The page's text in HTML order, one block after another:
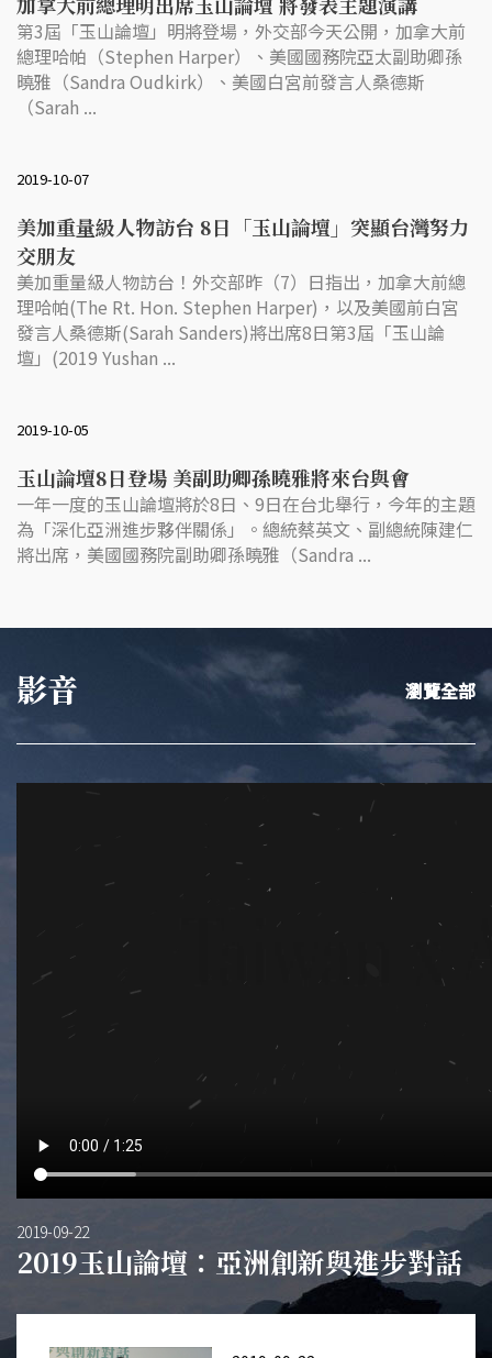
第3屆「玉山論壇」明將登場，外交部今天公開，加拿大前
總理哈帕（Stephen Harper）、美國國務院亞太副助卿孫
曉雅（Sandra Oudkirk）、美國白宮前發言人桑德斯
（Sarah ...
2019-10-07
美加重量級人物訪台 8日「玉山論壇」突顯台灣努力
交朋友
美加重量級人物訪台！外交部昨（7）日指出，加拿大前總
理哈帕(The Rt. Hon. Stephen Harper)，以及美國前白宮
發言人桑德斯(Sarah Sanders)將出席8日第3屆「玉山論
壇」(2019 Yushan ...
2019-10-05
玉山論壇8日登場 美副助卿孫曉雅將來台與會
一年一度的玉山論壇將於8日、9日在台北舉行，今年的主題
為「深化亞洲進步夥伴關係」。總統蔡英文、副總統陳建仁
將出席，美國國務院副助卿孫曉雅（Sandra ...
影音 瀏覽全部
2019-09-22
2019玉山論壇：亞洲創新與進步對話